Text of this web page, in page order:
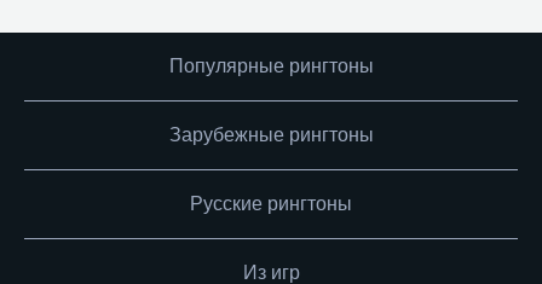
Популярные рингтоны
Зарубежные рингтоны
Русские рингтоны
Из игр